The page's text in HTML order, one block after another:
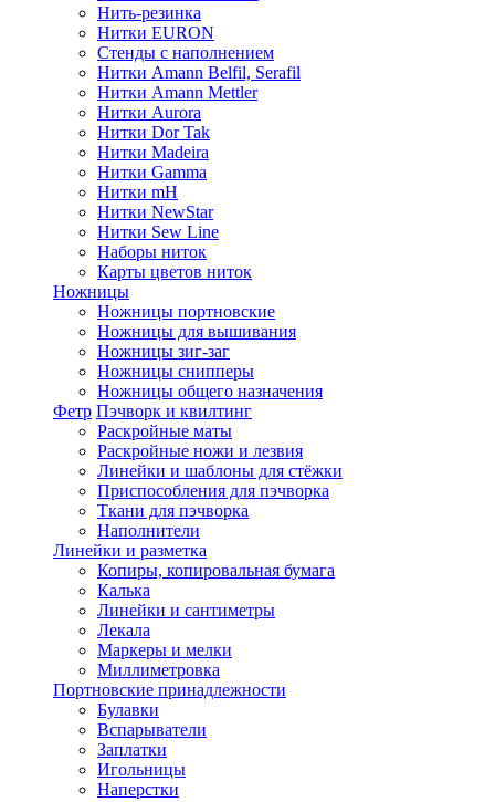
Нить-резинка
Нитки EURON
Стенды с наполнением
Нитки Amann Belfil, Serafil
Нитки Amann Mettler
Нитки Aurora
Нитки Dor Tak
Нитки Madeira
Нитки Gamma
Нитки mH
Нитки NewStar
Нитки Sew Line
Наборы ниток
Карты цветов ниток
Ножницы
Ножницы портновские
Ножницы для вышивания
Ножницы зиг-заг
Ножницы снипперы
Ножницы общего назначения
Фетр Пэчворк и квилтинг
Раскройные маты
Раскройные ножи и лезвия
Линейки и шаблоны для стёжки
Приспособления для пэчворка
Ткани для пэчворка
Наполнители
Линейки и разметка
Копиры, копировальная бумага
Калька
Линейки и сантиметры
Лекала
Маркеры и мелки
Миллиметровка
Портновские принадлежности
Булавки
Вспарыватели
Заплатки
Игольницы
Наперстки